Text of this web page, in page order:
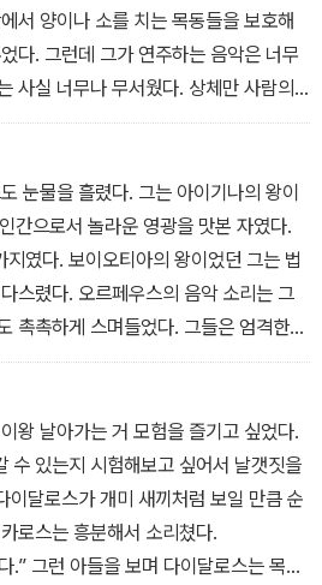
소스 왕
서 양이나 소를 치는 목동들을 보호해
다. 그런데 그가 연주하는 음악은 너무
사실 너무나 무서웠다. 상체만 사람의
보면 기절하거나 도망을 갔다. 하지만
.
눈물을 흘렸다. 그는 아이기나의 왕이
간으로서 놀라운 영광을 맛본 자였다.
였다. 보이오티아의 왕이었던 그는 법
스렸다. 오르페우스의 음악 소리는 그
촉촉하게 스며들었다. 그들은 엄격한
게 알 수 있었다.
니다. 개똥이 되더라도 이승에서 굴러
한 것이로구나.”
왕 날아가는 거 모험을 즐기고 싶었다.
수 있는지 시험해보고 싶어서 날갯짓을
이달로스가 개미 새끼처럼 보일 만큼 순
로스는 흥분해서 소리쳤다.
목이